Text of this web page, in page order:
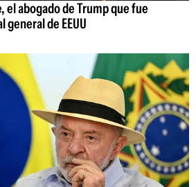
el abogado de Trump que fue
de EEUU